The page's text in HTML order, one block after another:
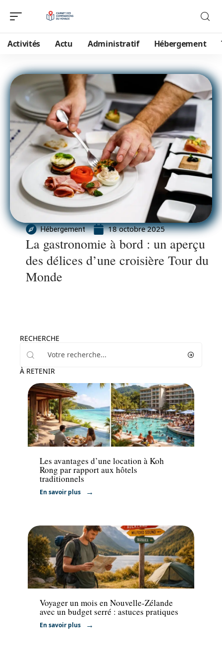
Activités Actu Administratif Hébergement
Hébergement 18 octobre 2025
La gastronomie à bord : un aperçu
des délices d’une croisière Tour du
Monde
RECHERCHE
À RETENIR
Hébergement
Les avantages d’une location à Koh
Rong par rapport aux hôtels
traditionnels
En savoir plus
Voyage
Voyager un mois en Nouvelle-Zélande
avec un budget serré : astuces pratiques
En savoir plus